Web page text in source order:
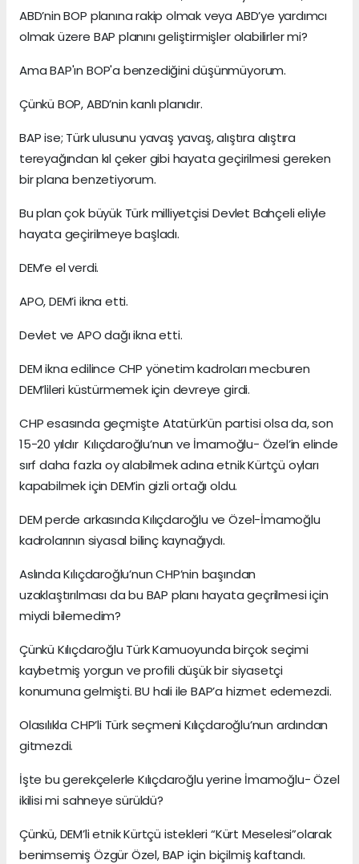
ABD’nin BOP planına rakip olmak veya ABD’ye yardımcı
olmak üzere BAP planını geliştirmişler olabilirler mi?
Ama BAP'ın BOP'a benzediğini düşünmüyorum.
Çünkü BOP, ABD’nin kanlı planıdır.
BAP ise; Türk ulusunu yavaş yavaş, alıştıra alıştıra
tereyağından kıl çeker gibi hayata geçirilmesi gereken
bir plana benzetiyorum.
Bu plan çok büyük Türk milliyetçisi Devlet Bahçeli eliyle
hayata geçirilmeye başladı.
DEM’e el verdi.
APO, DEM’i ikna etti.
Devlet ve APO dağı ikna etti.
DEM ikna edilince CHP yönetim kadroları mecburen
DEM’lileri küstürmemek için devreye girdi.
CHP esasında geçmişte Atatürk’ün partisi olsa da, son
15-20 yıldır Kılıçdaroğlu’nun ve İmamoğlu- Özel’in elinde
sırf daha fazla oy alabilmek adına etnik Kürtçü oyları
kapabilmek için DEM’in gizli ortağı oldu.
DEM perde arkasında Kılıçdaroğlu ve Özel-İmamoğlu
kadrolarının siyasal bilinç kaynağıydı.
Aslında Kılıçdaroğlu’nun CHP’nin başından
uzaklaştırılması da bu BAP planı hayata geçrilmesi için
miydi bilemedim?
Çünkü Kılıçdaroğlu Türk Kamuoyunda birçok seçimi
kaybetmiş yorgun ve profili düşük bir siyasetçi
konumuna gelmişti. BU hali ile BAP’a hizmet edemezdi.
Olasılıkla CHP’li Türk seçmeni Kılıçdaroğlu’nun ardından
gitmezdi.
İşte bu gerekçelerle Kılıçdaroğlu yerine İmamoğlu- Özel
ikilisi mi sahneye sürüldü?
Çünkü, DEM’li etnik Kürtçü istekleri “Kürt Meselesi”olarak
benimsemiş Özgür Özel, BAP için biçilmiş kaftandı.